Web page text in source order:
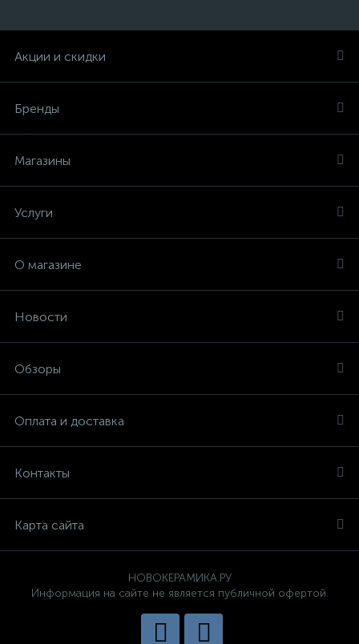
Акции и скидки
Бренды
Магазины
Услуги
О магазине
Новости
Обзоры
Оплата и доставка
Контакты
Карта сайта
НОВОКЕРАМИКА.РУ
Информация на сайте не является публичной офертой.